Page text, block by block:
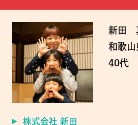
新田
和歌山
40代
株式会社 新田